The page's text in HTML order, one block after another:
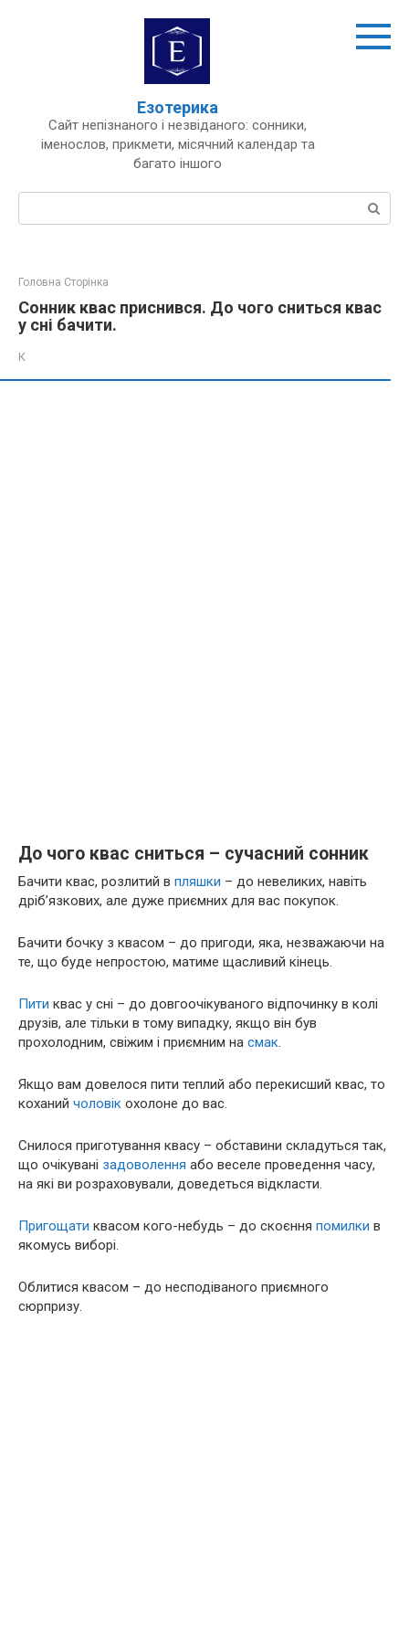
Езотерика
Сайт непізнаного і незвіданого: сонники,
іменослов, прикмети, місячний календар та
багато іншого
Пошук:
Головна Сторінка
Сонник квас приснився. До чого сниться квас
у сні бачити.
К
До чого квас сниться – сучасний сонник
Бачити квас, розлитий в пляшки – до невеликих, навіть
дріб’язкових, але дуже приємних для вас покупок.
Бачити бочку з квасом – до пригоди, яка, незважаючи на
те, що буде непростою, матиме щасливий кінець.
Пити квас у сні – до довгоочікуваного відпочинку в колі
друзів, але тільки в тому випадку, якщо він був
прохолодним, свіжим і приємним на смак.
Якщо вам довелося пити теплий або перекисший квас, то
коханий чоловік охолоне до вас.
Снилося приготування квасу – обставини складуться так,
що очікувані задоволення або веселе проведення часу,
на які ви розраховували, доведеться відкласти.
Пригощати квасом кого-небудь – до скоєння помилки в
якомусь виборі.
Облитися квасом – до несподіваного приємного
сюрпризу.